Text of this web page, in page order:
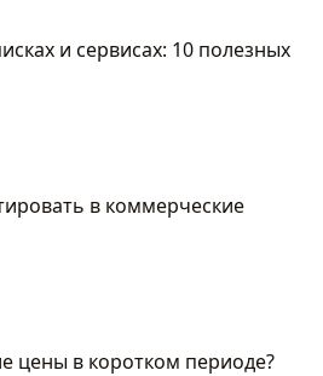
и сервисах: 10 полезных
в коммерческие
цены в коротком периоде?